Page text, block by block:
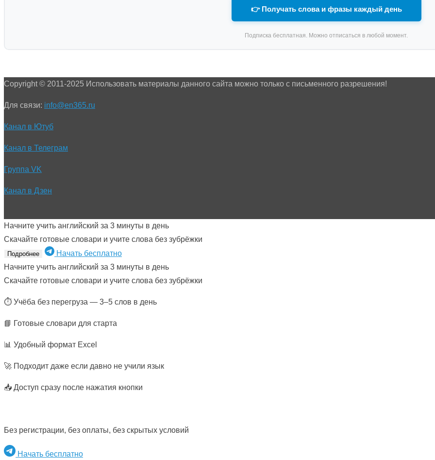
👉 Получать слова и фразы каждый день
Подписка бесплатная. Можно отписаться в любой момент.
Copyright © 2011-2025 Использовать материалы данного сайта можно только с письменного разрешения!
Для связи: info@en365.ru
Канал в Ютуб
Канал в Телеграм
Группа VK
Канал в Дзен
Начните учить английский за 3 минуты в день
Скачайте готовые словари и учите слова без зубрёжки
Подробнее
Начать бесплатно
Начните учить английский за 3 минуты в день
Скачайте готовые словари и учите слова без зубрёжки
⏱ Учёба без перегруза — 3–5 слов в день
📘 Готовые словари для старта
📊 Удобный формат Excel
🚀 Подходит даже если давно не учили язык
📥 Доступ сразу после нажатия кнопки
Без регистрации, без оплаты, без скрытых условий
Начать бесплатно